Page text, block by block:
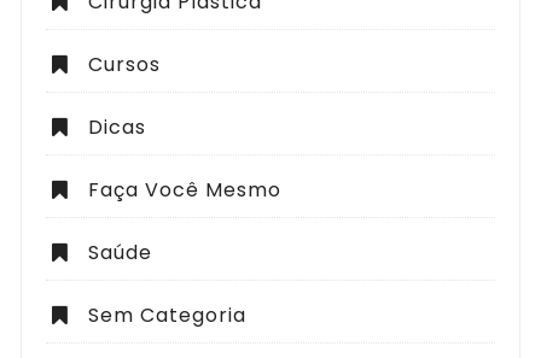
Cursos
Dicas
Faça Você Mesmo
Saúde
Sem Categoria